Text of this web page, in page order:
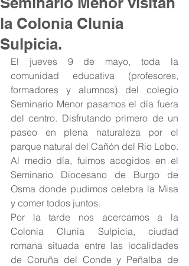
la Colonia Clunia
Sulpicia.
El jueves 9 de mayo, toda la
comunidad educativa (profesores,
formadores y alumnos) del colegio
Seminario Menor pasamos el día fuera
del centro. Disfrutando primero de un
paseo en plena naturaleza por el
parque natural del Cañón del Rio Lobo.
Al medio día, fuimos acogidos en el
Seminario Diocesano de Burgo de
Osma donde pudimos celebra la Misa
y comer todos juntos.
Por la tarde nos acercamos a la
Colonia Clunia Sulpicia, ciudad
romana situada entre las localidades
de Coruña del Conde y Peñalba de